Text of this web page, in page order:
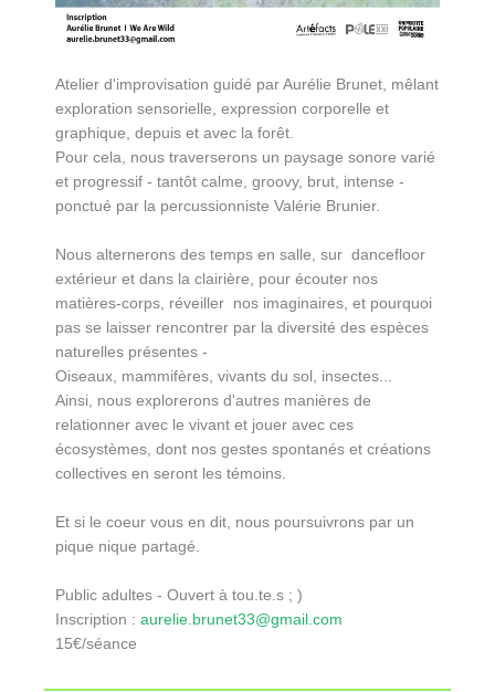
Atelier d'improvisation guidé par Aurélie Brunet, mêlant
exploration sensorielle, expression corporelle et
graphique, depuis et avec la forêt.
Pour cela, nous traverserons un paysage sonore varié
et progressif - tantôt calme, groovy, brut, intense -
ponctué par la percussionniste Valérie Brunier.
Nous alternerons des temps en salle, sur dancefloor
extérieur et dans la clairière, pour écouter nos
matières-corps, réveiller nos imaginaires, et pourquoi
pas se laisser rencontrer par la diversité des espèces
naturelles présentes -
Oiseaux, mammifères, vivants du sol, insectes...
Ainsi, nous explorerons d'autres manières de
relationner avec le vivant et jouer avec ces
écosystèmes, dont nos gestes spontanés et créations
collectives en seront les témoins.
Et si le coeur vous en dit, nous poursuivrons par un
pique nique partagé.
Public adultes - Ouvert à tou.te.s ; )
Inscription : aurelie.brunet33@gmail.com
15€/séance